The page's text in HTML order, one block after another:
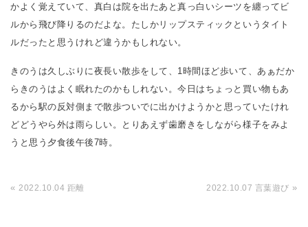
かよく覚えていて、真白は院を出たあと真っ白いシーツを纏ってビ
ルから飛び降りるのだよな。たしかリップスティックというタイト
ルだったと思うけれど違うかもしれない。
きのうは久しぶりに夜長い散歩をして、1時間ほど歩いて、あぁだか
らきのうはよく眠れたのかもしれない。今日はちょっと買い物もあ
るから駅の反対側まで散歩ついでに出かけようかと思っていたけれ
どどうやら外は雨らしい。とりあえず歯磨きをしながら様子をみよ
うと思う夕食後午後7時。
«2022.10.04 距離 2022.10.07 言葉遊び »